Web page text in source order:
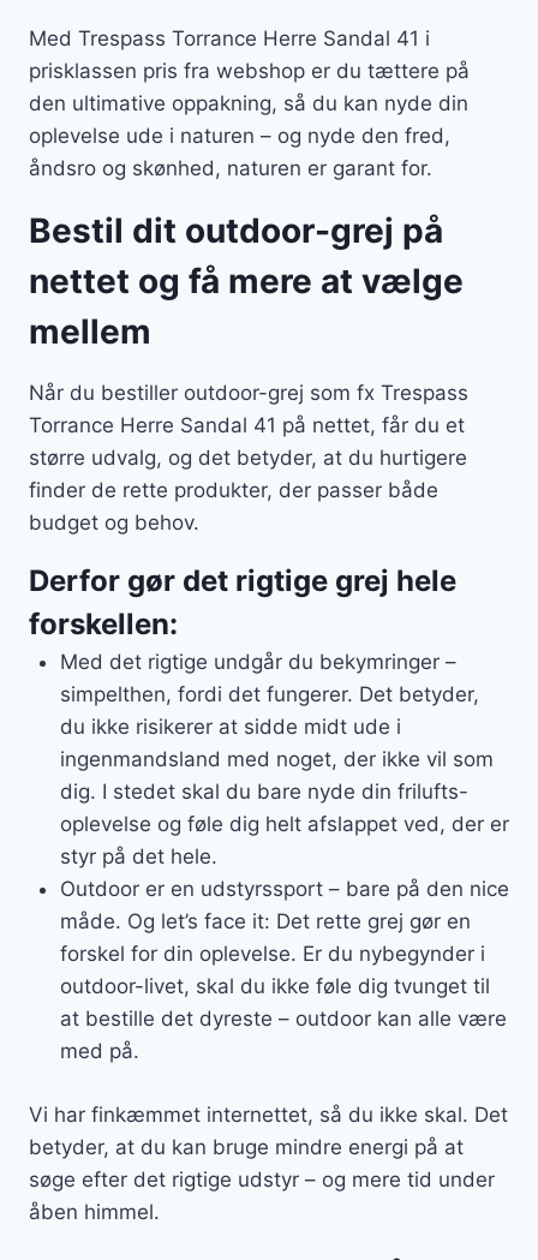
Med Trespass Torrance Herre Sandal 41 i
prisklassen pris fra webshop er du tættere på
den ultimative oppakning, så du kan nyde din
oplevelse ude i naturen – og nyde den fred,
åndsro og skønhed, naturen er garant for.
Bestil dit outdoor-grej på
nettet og få mere at vælge
mellem
Når du bestiller outdoor-grej som fx Trespass
Torrance Herre Sandal 41 på nettet, får du et
større udvalg, og det betyder, at du hurtigere
finder de rette produkter, der passer både
budget og behov.
Derfor gør det rigtige grej hele
forskellen:
Med det rigtige undgår du bekymringer –
simpelthen, fordi det fungerer. Det betyder,
du ikke risikerer at sidde midt ude i
ingenmandsland med noget, der ikke vil som
dig. I stedet skal du bare nyde din frilufts-
oplevelse og føle dig helt afslappet ved, der er
styr på det hele.
Outdoor er en udstyrssport – bare på den nice
måde. Og let’s face it: Det rette grej gør en
forskel for din oplevelse. Er du nybegynder i
outdoor-livet, skal du ikke føle dig tvunget til
at bestille det dyreste – outdoor kan alle være
med på.
Vi har finkæmmet internettet, så du ikke skal. Det
betyder, at du kan bruge mindre energi på at
søge efter det rigtige udstyr – og mere tid under
åben himmel.